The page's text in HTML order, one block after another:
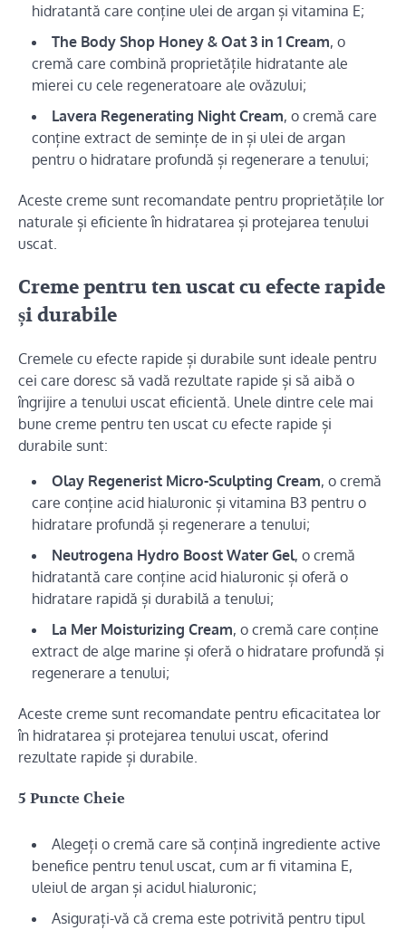
hidratantă care conține ulei de argan și vitamina E;
The Body Shop Honey & Oat 3 in 1 Cream, o
cremă care combină proprietățile hidratante ale
mierei cu cele regeneratoare ale ovăzului;
Lavera Regenerating Night Cream, o cremă care
conține extract de semințe de in și ulei de argan
pentru o hidratare profundă și regenerare a tenului;
Aceste creme sunt recomandate pentru proprietățile lor
naturale și eficiente în hidratarea și protejarea tenului
uscat.
Creme pentru ten uscat cu efecte rapide
și durabile
Cremele cu efecte rapide și durabile sunt ideale pentru
cei care doresc să vadă rezultate rapide și să aibă o
îngrijire a tenului uscat eficientă. Unele dintre cele mai
bune creme pentru ten uscat cu efecte rapide și
durabile sunt:
Olay Regenerist Micro-Sculpting Cream, o cremă
care conține acid hialuronic și vitamina B3 pentru o
hidratare profundă și regenerare a tenului;
Neutrogena Hydro Boost Water Gel, o cremă
hidratantă care conține acid hialuronic și oferă o
hidratare rapidă și durabilă a tenului;
La Mer Moisturizing Cream, o cremă care conține
extract de alge marine și oferă o hidratare profundă și
regenerare a tenului;
Aceste creme sunt recomandate pentru eficacitatea lor
în hidratarea și protejarea tenului uscat, oferind
rezultate rapide și durabile.
5 Puncte Cheie
Alegeți o cremă care să conțină ingrediente active
benefice pentru tenul uscat, cum ar fi vitamina E,
uleiul de argan și acidul hialuronic;
Asigurați-vă că crema este potrivită pentru tipul